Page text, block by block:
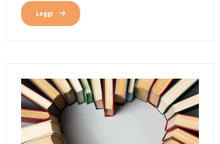
Leggi